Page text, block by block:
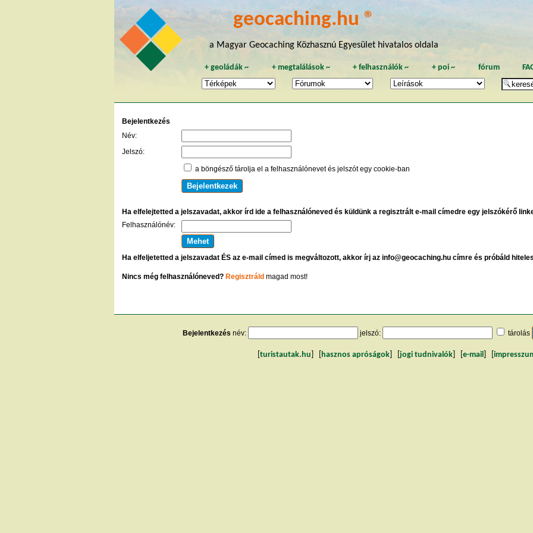
geocaching.hu ®
a Magyar Geocaching Közhasznú Egyesület hivatalos oldala
+geoládák ~ + megtalálások~ +felhasználók ~ + poi~ fórum
Bejelentkezés
Név:
Jelszó:
a böngésző tárolja el a felhasználónevet és jelszót egy cookie-ban
Ha elfelejtetted a jelszavadat, akkor írd ide a felhasználóneved és küldünk a regisztrált e-mail címedre egy jelszókérő
Felhasználónév:
Ha elfeljetetted a jelszavadat ÉS az e-mail címed is megváltozott, akkor írj az info@geocaching.hu címre és próbáld
Nincs még felhasználóneved? Regisztráld magad most!
Bejelentkezés név: jelszó: tárolás
turistautak.hu hasznos apróságok jogi tudnivalók e-mail